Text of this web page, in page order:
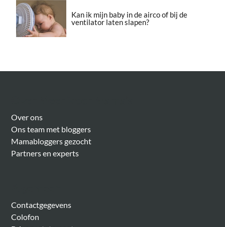
Kan ik mijn baby in de airco of bij de
ventilator laten slapen?
Over ons
Ons team met bloggers
Mamabloggers gezocht
Partners en experts
Contactgegevens
Colofon